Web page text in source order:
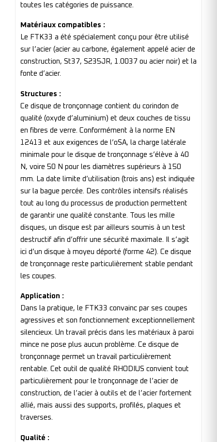
toutes les catégories de puissance.
Matériaux compatibles :
Le FTK33 a été spécialement conçu pour être utilisé
sur l’acier (acier au carbone, également appelé acier de
construction, St37, S235JR, 1.0037 ou acier noir) et la
fonte d’acier.
Structures :
Ce disque de tronçonnage contient du corindon de
qualité (oxyde d’aluminium) et deux couches de tissu
en fibres de verre. Conformément à la norme EN
12413 et aux exigences de l’oSA, la charge latérale
minimale pour le disque de tronçonnage s’élève à 40
N, voire 50 N pour les diamètres supérieurs à 150
mm. La date limite d’utilisation (trois ans) est indiquée
sur la bague percée. Des contrôles intensifs réalisés
tout au long du processus de production permettent
de garantir une qualité constante. Tous les mille
disques, un disque est par ailleurs soumis à un test
destructif afin d’offrir une sécurité maximale. Il s’agit
ici d’un disque à moyeu déporté (forme 42). Ce disque
de tronçonnage reste particulièrement stable pendant
les coupes.
Application :
Dans la pratique, le FTK33 convainc par ses coupes
agressives et son fonctionnement exceptionnellement
silencieux. Un travail précis dans les matériaux à paroi
mince ne pose plus aucun problème. Ce disque de
tronçonnage permet un travail particulièrement
rentable. Cet outil de qualité RHODIUS convient tout
particulièrement pour le tronçonnage de l’acier de
construction, de l’acier à outils et de l’acier fortement
allié, mais aussi des supports, profilés, plaques et
traverses.
Qualité :